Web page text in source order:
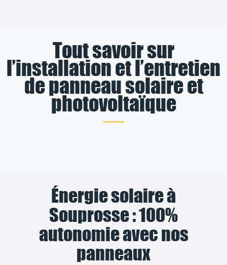
Tout savoir sur
l’installation et l’entretien
de panneau solaire et
photovoltaïque
Énergie solaire à
Souprosse : 100%
autonomie avec nos
panneaux